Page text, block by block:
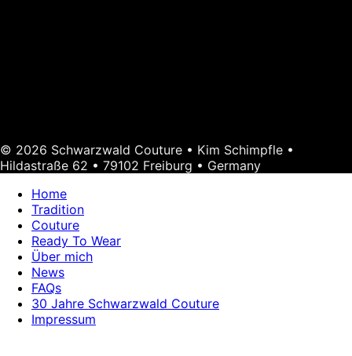
© 2026 Schwarzwald Couture • Kim Schimpfle •
Hildastraße 62 • 79102 Freiburg • Germany
Home
Tradition
Couture
Ready To Wear
Über mich
News
FAQs
30 Jahre Schwarzwald Couture
Impressum